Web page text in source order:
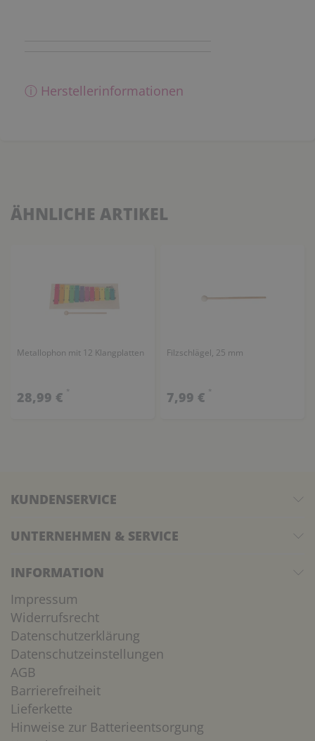
ⓘ Herstellerinformationen
ÄHNLICHE ARTIKEL
Metallophon mit 12 Klangplatten
28,99 € *
Filzschlägel, 25 mm
7,99 € *
KUNDENSERVICE
UNTERNEHMEN & SERVICE
INFORMATION
Impressum
Widerrufsrecht
Datenschutzerklärung
Datenschutzeinstellungen
AGB
Barrierefreiheit
Lieferkette
Hinweise zur Batterieentsorgung